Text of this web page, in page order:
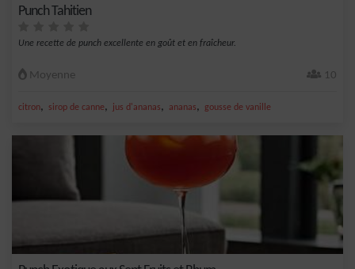
Punch Tahitien
Une recette de punch excellente en goût et en fraîcheur.
Moyenne 10
citron, sirop de canne, jus d'ananas, ananas, gousse de vanille